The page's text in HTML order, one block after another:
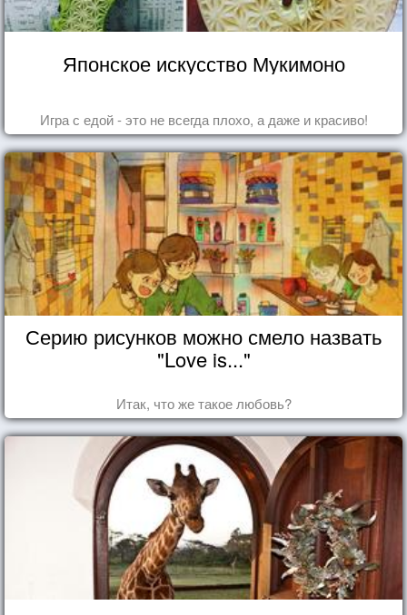
Японское искусство Мукимоно
Игра с едой - это не всегда плохо, а даже и красиво!
Серию рисунков можно смело назвать
"Love is..."
Итак, что же такое любовь?